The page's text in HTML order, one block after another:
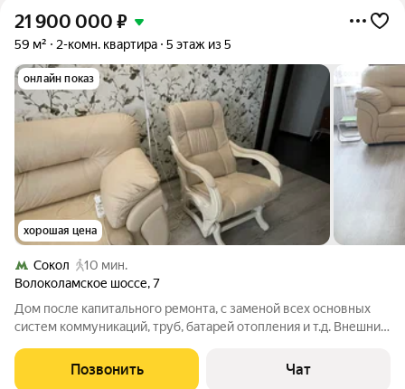
21 900 000 ₽
59 м² 2-комн. квартира 5 этаж из 5
онлайн показ
хорошая цена
Сокол
10 мин.
Волоколамское шоссе,7
Дом после капитального ремонта, с заменой всех основных
систем коммуникаций, труб, батарей отопления и т.д. Внешний
самой квартире был произведен свежий ремонт пару лет
назад, полностью
Позвонить Чат